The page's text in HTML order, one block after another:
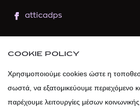
atticadps
atticadps
COOKIE POLICY
Χρησιμοποιούμε cookies ώστε η
σωστά, να εξατομικεύουμε περιεχόμενο
παρέχουμε λειτουργίες μέσων